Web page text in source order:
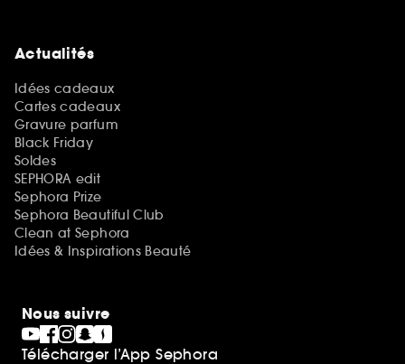
Actualités
Idées cadeaux
Cartes cadeaux
Gravure parfum
Black Friday
Soldes
SEPHORA edit
Sephora Prize
Sephora Beautiful Club
Clean at Sephora
Idées & Inspirations Beauté
Nous suivre
Télécharger l’App Sephora